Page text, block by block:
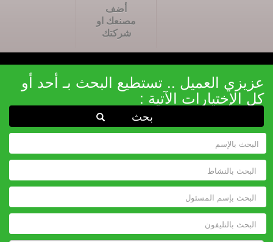
أضف
مصنعك او
شركتك
عزيزي العميل .. تستطيع البحث بـ أحد أو
كل الإختيارات الآتية :